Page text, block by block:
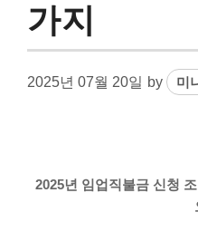
가지
2025년 07월 20일 by 미
2025년 임업직불금 신청